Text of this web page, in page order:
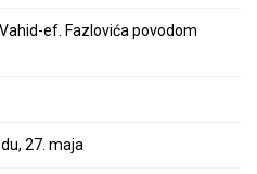
ef. Fazlovića povodom
27. maja